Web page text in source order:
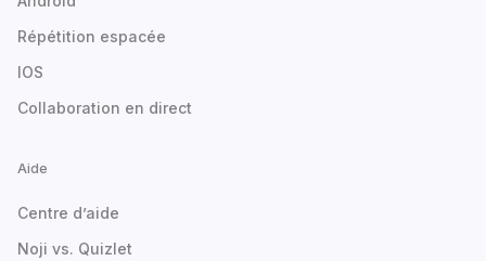
Répétition espacée
IOS
Collaboration en direct
Aide
Centre d’aide
Noji vs. Quizlet